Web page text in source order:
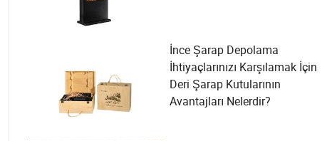
İnce Şarap Depolama
İhtiyaçlarınızı Karşılamak İçin
Deri Şarap Kutularının
Avantajları Nelerdir?